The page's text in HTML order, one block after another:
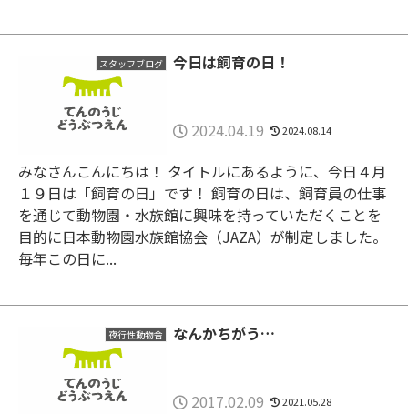
スタッフブログ 今日は飼育の日！
2024.04.19 2024.08.14
みなさんこんにちは！ タイトルにあるように、今日４月
１９日は「飼育の日」です！ 飼育の日は、飼育員の仕事
を通じて動物園・水族館に興味を持っていただくことを
目的に日本動物園水族館協会（JAZA）が制定しました。
毎年この日に...
夜行性動物舎 なんかちがう…
2017.02.09 2021.05.28